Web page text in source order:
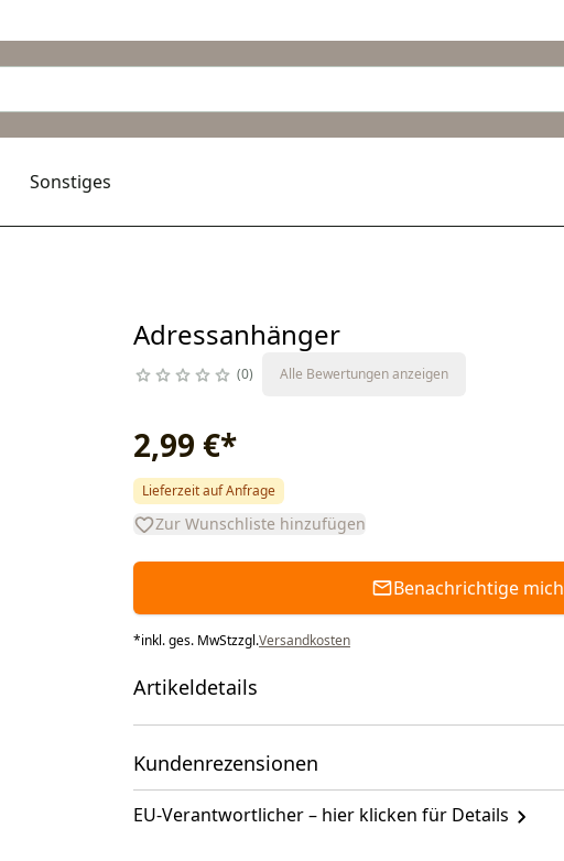
Sonstiges
Adressanhänger
0 Alle Bewertungen anzeigen
2,99 €*
Lieferzeit auf Anfrage
Zur Wunschliste hinzufügen
Benachrichtige mich
*inkl. ges. MwStzzgl.Versandkosten
Artikeldetails
Kundenrezensionen
EU-Verantwortlicher – hier klicken für Details